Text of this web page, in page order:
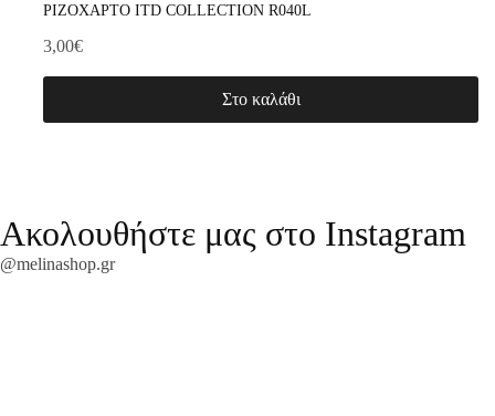
ΡΙΖΟΧΑΡΤΟ ITD COLLECTION R040L
3,00€
Στο καλάθι
Ακολουθήστε μας στο Instagram
@melinashop.gr